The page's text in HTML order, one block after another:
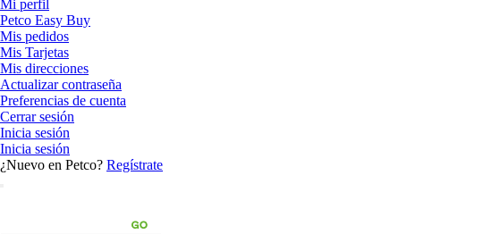
Mi perfil
Petco Easy Buy
Mis pedidos
Mis Tarjetas
Mis direcciones
Actualizar contraseña
Preferencias de cuenta
Cerrar sesión
Inicia sesión
Inicia sesión
¿Nuevo en Petco? Regístrate